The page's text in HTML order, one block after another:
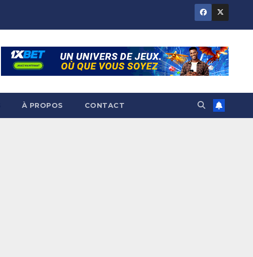
À PROPOS CONTACT